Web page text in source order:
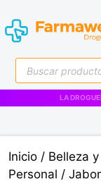
al
contenido
Búsqueda
de
productos
LA
Inicio / Belleza
Personal /